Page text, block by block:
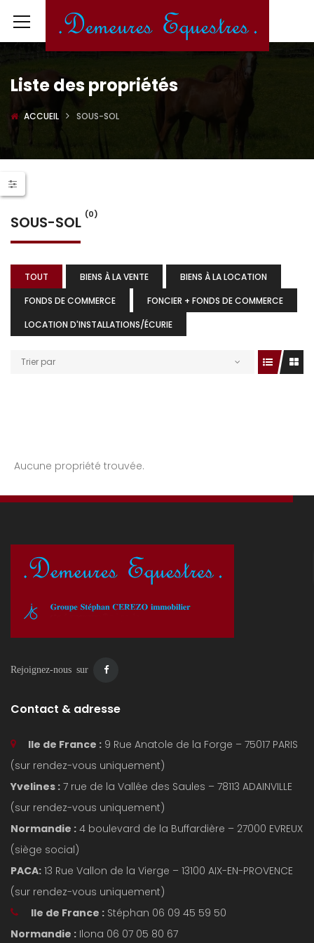
Liste des propriétés
ACCUEIL SOUS-SOL
SOUS-SOL (0)
TOUT BIENS À LA VENTE
BIENS À LA LOCATION
FONDS DE COMMERCE
FONCIER + FONDS DE COMMERCE
LOCATION D'INSTALLATIONS/ÉCURIE
Trier par
Aucune propriété trouvée.
Rejoignez-nous sur
Contact & adresse
Ile de France : 9 Rue Anatole de la Forge – 75017 PARIS
(sur rendez-vous uniquement)
Yvelines : 7 rue de la Vallée des Saules – 78113 ADAINVILLE
(sur rendez-vous uniquement)
Normandie : 4 boulevard de la Buffardière – 27000 EVREUX
(siège social)
PACA: 13 Rue Vallon de la Vierge – 13100 AIX-EN-PROVENCE
(sur rendez-vous uniquement)
Ile de France : Stéphan 06 09 45 59 50
Normandie : Ilona 06 07 05 80 67